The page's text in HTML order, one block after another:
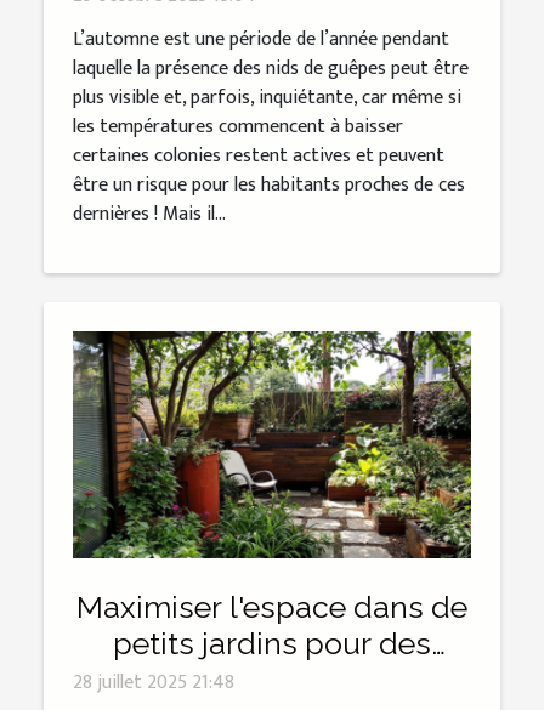
L’automne est une période de l’année pendant
laquelle la présence des nids de guêpes peut être
plus visible et, parfois, inquiétante, car même si
les températures commencent à baisser
certaines colonies restent actives et peuvent
être un risque pour les habitants proches de ces
dernières ! Mais il...
Maximiser l'espace dans de
petits jardins pour des
constructions écologiques
28 juillet 2025 21:48